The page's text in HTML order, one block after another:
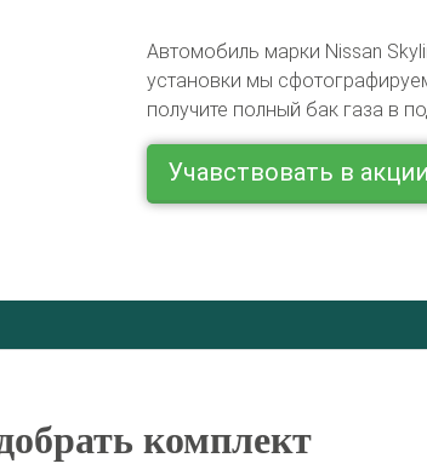
Автомобиль марки Nissan
установки мы
получите полный бак газа в
Учавствовать в акции
комплект